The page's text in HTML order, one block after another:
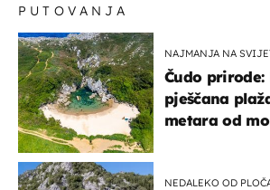
PUTOVANJA
NAJMANJA NA
Čudo prirode:
pješčana
metara od
NEDALEKO OD